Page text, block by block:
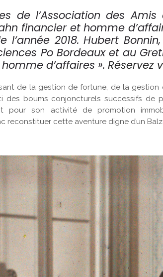
de l’Association des
financier et homme
l’année 2018. Hubert
Po Bordeaux et au
d’affaires ». Réservez
de la gestion de fortune, de la gestion
des boums conjoncturels successifs de
pour son activité de promotion
cette aventure digne d’un